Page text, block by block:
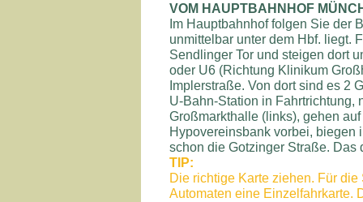
VOM HAUPTBAHNHOF
Im Hauptbahnhof folgen Sie der
unmittelbar unter dem Hbf. liegt.
Sendlinger Tor und steigen dort
oder U6 (Richtung Klinikum
Implerstraße. Von dort sind es 2
U-Bahn-Station in Fahrtrichtung,
Großmarkthalle (links), gehen
Hypovereinsbank vorbei, biegen
schon die Gotzinger Straße. Das
TIP:
Die richtige Karte ziehen. Für
Automaten eine Einzelfahrkarte.